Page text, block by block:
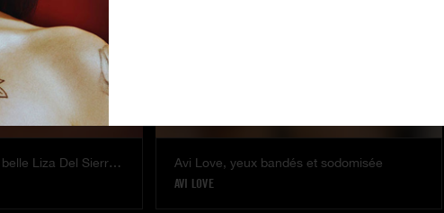
Sodomie hard pour la belle Liza Del Sierra dans une chambre d'hotel
Avi Love, yeux bandés et sodomisée
AVI LOVE